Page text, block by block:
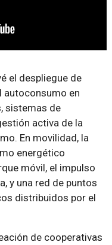
el despliegue de
autoconsumo en
sistemas de
activa de la
En movilidad, la
energético
móvil, el impulso
y una red de puntos
distribuidos por el
de cooperativas